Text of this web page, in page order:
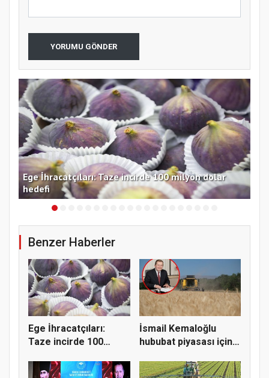
YORUMU GÖNDER
Ege İhracatçıları: Taze incirde 100 milyon dolar
hedefi
Benzer Haberler
Ege İhracatçıları:
Taze incirde 100
İsmail Kemaloğlu
hububat piyasası için 4